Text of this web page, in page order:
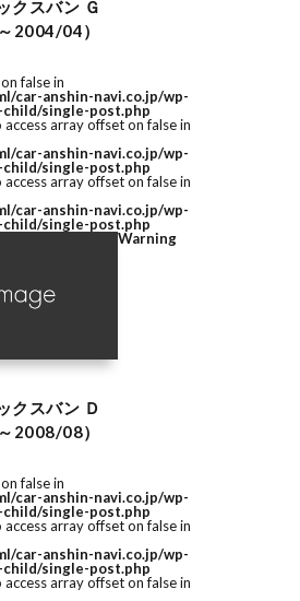
クスバン Ｇ
2004/04）
false in
car-anshin-navi.co.jp/wp-
single-post.php
access array offset on false in
car-anshin-navi.co.jp/wp-
single-post.php
access array offset on false in
car-anshin-navi.co.jp/wp-
single-post.php
クスバン Ｄ
2008/08）
Warning
false in
car-anshin-navi.co.jp/wp-
single-post.php
access array offset on false in
car-anshin-navi.co.jp/wp-
single-post.php
access array offset on false in